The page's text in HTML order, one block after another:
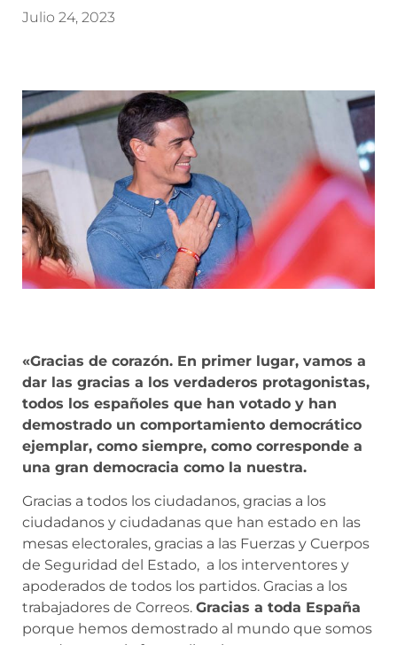
Julio 24, 2023
«Gracias de corazón. En primer lugar, vamos a
dar las gracias a los verdaderos protagonistas,
todos los españoles que han votado y han
demostrado un comportamiento democrático
ejemplar, como siempre, como corresponde a
una gran democracia como la nuestra.
Gracias a todos los ciudadanos, gracias a los
ciudadanos y ciudadanas que han estado en las
mesas electorales, gracias a las Fuerzas y Cuerpos
de Seguridad del Estado, a los interventores y
apoderados de todos los partidos. Gracias a los
trabajadores de Correos. Gracias a toda España
porque hemos demostrado al mundo que somos